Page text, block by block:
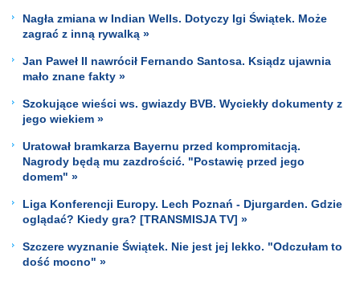
Nagła zmiana w Indian Wells. Dotyczy Igi Świątek. Może
zagrać z inną rywalką »
Jan Paweł II nawrócił Fernando Santosa. Ksiądz ujawnia
mało znane fakty »
Szokujące wieści ws. gwiazdy BVB. Wyciekły dokumenty z
jego wiekiem »
Uratował bramkarza Bayernu przed kompromitacją.
Nagrody będą mu zazdrościć. "Postawię przed jego
domem" »
Liga Konferencji Europy. Lech Poznań - Djurgarden. Gdzie
oglądać? Kiedy gra? [TRANSMISJA TV] »
Szczere wyznanie Świątek. Nie jest jej lekko. "Odczułam to
dość mocno" »